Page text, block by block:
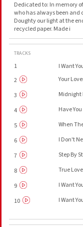
Dedicated to: In memory
who has always been and
Doughty our light at the
recycled paper. Made i
TRACKS
1 I Want
2
Your
3
Midnight
4
Have
5
When
6
I Don't
7
Step By
8
True Love
9
I Want
10
I Want